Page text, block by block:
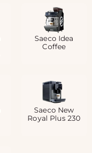
Saeco Idea
Coffee
Saeco New
Royal Plus 230